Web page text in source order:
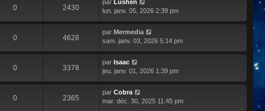
0 2430
par Lushen
lun. janv. 05, 2026 2:39 pm
0 4628
par Mermedia
sam. janv. 03, 2026 5:14 pm
0 3378
par Isaac
jeu. janv. 01, 2026 1:39 pm
0 2365
par Cobra
mar. déc. 30, 2025 11:45 pm